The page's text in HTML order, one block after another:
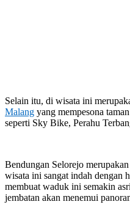
Selain itu, di wisata ini
Malang yang mempesona
seperti Sky Bike, Perahu
Bendungan Selorejo
wisata ini sangat indah dengan
membuat waduk ini semakin
jembatan akan menemui